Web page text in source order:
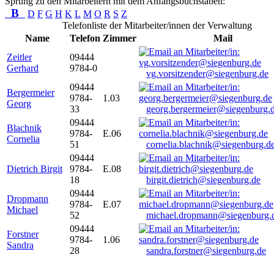
B D F G H K L M O R S Z
Telefonliste der Mitarbeiter/innen der Verwaltung
Name
Telefon Zimmer
Mail
Zeitler
Gerhard
09444
9784-0
vg.vorsitzender@siegenburg.de
Bergermeier
Georg
09444
9784-
33
1.03
Blachnik
Cornelia
09444
9784-
51
E.06
Dietrich Birgit
09444
9784-
18
E.08
birgit.dietrich@siegenburg.de
Dropmann
Michael
09444
9784-
52
E.07
Forstner
Sandra
09444
9784-
28
1.06
sandra.forstner@siegenburg.de